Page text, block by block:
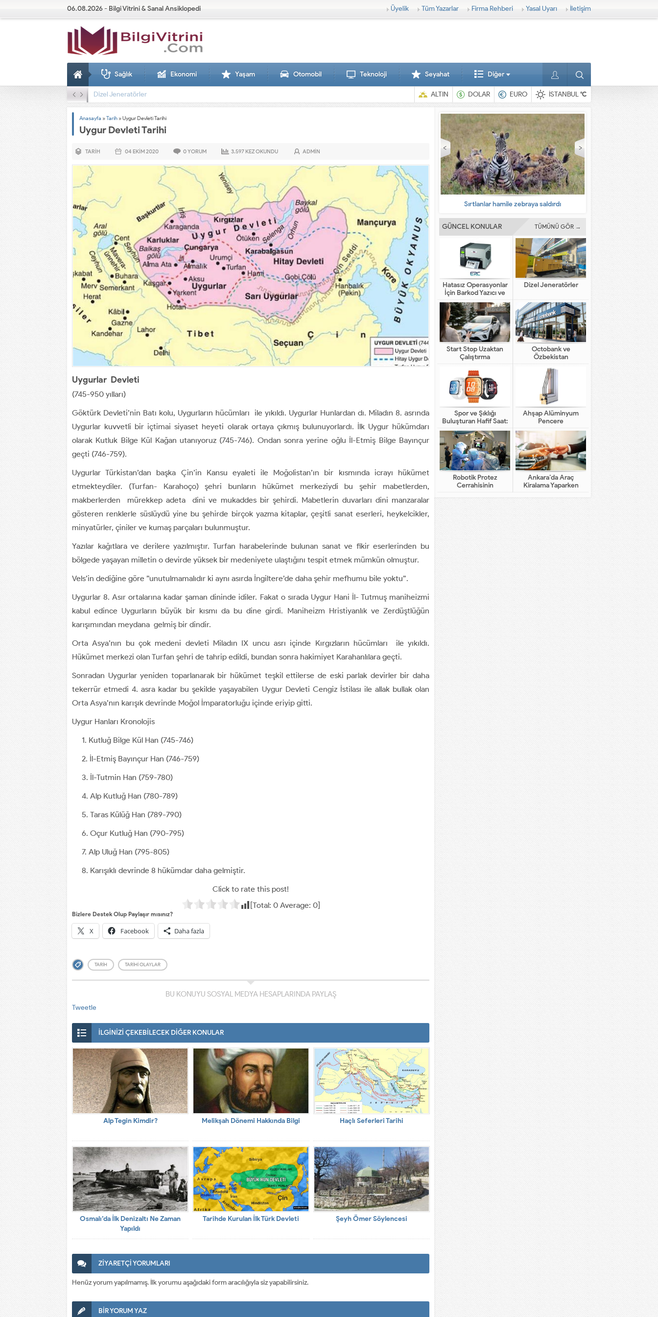
06.08.2026 - Bilgi Vitrini & Sanal Ansiklopedi Üyelik Tüm Yazarlar Firma Rehberi Yasal Uyarı İletişim
Sağlık Ekonomi Yaşam Otomobil Teknoloji Seyahat Diğer
Dizel Jeneratörler ALTIN DOLAR EURO İSTANBUL°C
Anasayfa »Tarih »Uygur Devleti Tarihi
Uygur Devleti Tarihi
TARIH 04 EKIM2020 0YORUM 3.597 KEZ OKUNDU ADMIN
Uygurlar Devleti
(745-950 yılları)
Göktürk Devleti’nin Batı kolu, Uygurların hücümları ile yıkıldı. Uygurlar Hunlardan dı. Miladın 8. asrında
Uygurlar kuvvetli bir içtimai siyaset heyeti olarak ortaya çıkmış bulunuyorlardı. İlk Uygur hükümdarı
olarak Kutluk Bilge Kül Kağan utanıyoruz (745-746). Ondan sonra yerine oğlu İl-Etmiş Bilge Bayınçur
geçti (746-759).
Uygurlar Türkistan’dan başka Çin’in Kansu eyaleti ile Moğolistan’ın bir kısmında icrayı hükümet
etmekteydiler. (Turfan- Karahoço) şehri bunların hükümet merkeziydi bu şehir mabetlerden,
makberlerden mürekkep adeta dini ve mukaddes bir şehirdi. Mabetlerin duvarları dini manzaralar
gösteren renklerle süslüydü yine bu şehirde birçok yazma kitaplar, çeşitli sanat eserleri, heykelcikler,
minyatürler, çiniler ve kumaş parçaları bulunmuştur.
Yazılar kağıtlara ve derilere yazılmıştır. Turfan harabelerinde bulunan sanat ve fikir eserlerinden bu
bölgede yaşayan milletin o devirde yüksek bir medeniyete ulaştığını tespit etmek mümkün olmuştur.
Vels’in dediğine göre ”unutulmamalıdır ki aynı asırda İngiltere’de daha şehir mefhumu bile yoktu”.
Uygurlar 8. Asır ortalarına kadar şaman dininde idiler. Fakat o sırada Uygur Hani İl- Tutmuş maniheizmi
kabul edince Uygurların büyük bir kısmı da bu dine girdi. Maniheizm Hristiyanlık ve Zerdüştlüğün
karışımından meydana gelmiş bir dindir.
Orta Asya’nın bu çok medeni devleti Miladın IX uncu asrı içinde Kırgızların hücümları ile yıkıldı.
Hükümet merkezi olan Turfan şehri de tahrip edildi, bundan sonra hakimiyet Karahanlılara geçti.
Sonradan Uygurlar yeniden toparlanarak bir hükümet teşkil ettilerse de eski parlak devirler bir daha
tekerrür etmedi 4. asra kadar bu şekilde yaşayabilen Uygur Devleti Cengiz İstilası ile allak bullak olan
Orta Asya’nın karışık devrinde Moğol İmparatorluğu içinde eriyip gitti.
Uygur Hanları Kronolojis
Kutluğ Bilge Kül Han (745-746)
İl-Etmiş Bayınçur Han (746-759)
İl-Tutmin Han (759-780)
Alp Kutluğ Han (780-789)
Taras Külüğ Han (789-790)
Oçur Kutluğ Han (790-795)
Alp Uluğ Han (795-805)
Karışıklı devrinde 8 hükümdar daha gelmiştir.
Click to rate this post!
[Total: 0Average: 0]
Bizlere Destek Olup Paylaşır mısınız?
X Facebook Daha fazla
TARIH TARIHI OLAYLAR
BU KONUYU SOSYAL MEDYA HESAPLARINDA PAYLAŞ
Tweetle
İLGİNİZİ ÇEKEBİLECEK DİĞER KONULAR
Alp Tegin Kimdir? Melikşah Dönemi Hakkında Bilgi Haçlı Seferleri Tarihi
Osmalı’da İlk Denizaltı Ne Zaman
Yapıldı
Tarihde Kurulan İlk Türk Devleti Şeyh Ömer Söylencesi
ZİYARETÇİ YORUMLARI
Henüz yorum yapılmamış. İlk yorumu aşağıdaki form aracılığıyla siz yapabilirsiniz.
BİR YORUM YAZ
Sırtlanlar hamile zebraya saldırdı En ilginç hayvanlar
GÜNCEL KONULAR TÜMÜNÜ GÖR →
Hatasız Operasyonlar
İçin Barkod Yazıcı ve
Otomasyon Sistemleri
Dizel Jeneratörler
Start Stop Uzaktan
Çalıştırma
Octobank ve
Özbekistan
Bankalarının Dijital
Finansal Altyapının
Gelişimindeki Yeni Rolü
Spor ve Şıklığı
Buluşturan Hafif Saat:
HUAWEI WATCH FIT 5
Pro
Ahşap Alüminyum
Pencere
Robotik Protez
Cerrahisinin
Geleneksel Cerrahiden
Farkı Nedir?
Ankara’da Araç
Kiralama Yaparken
Dikkat Edilecekler